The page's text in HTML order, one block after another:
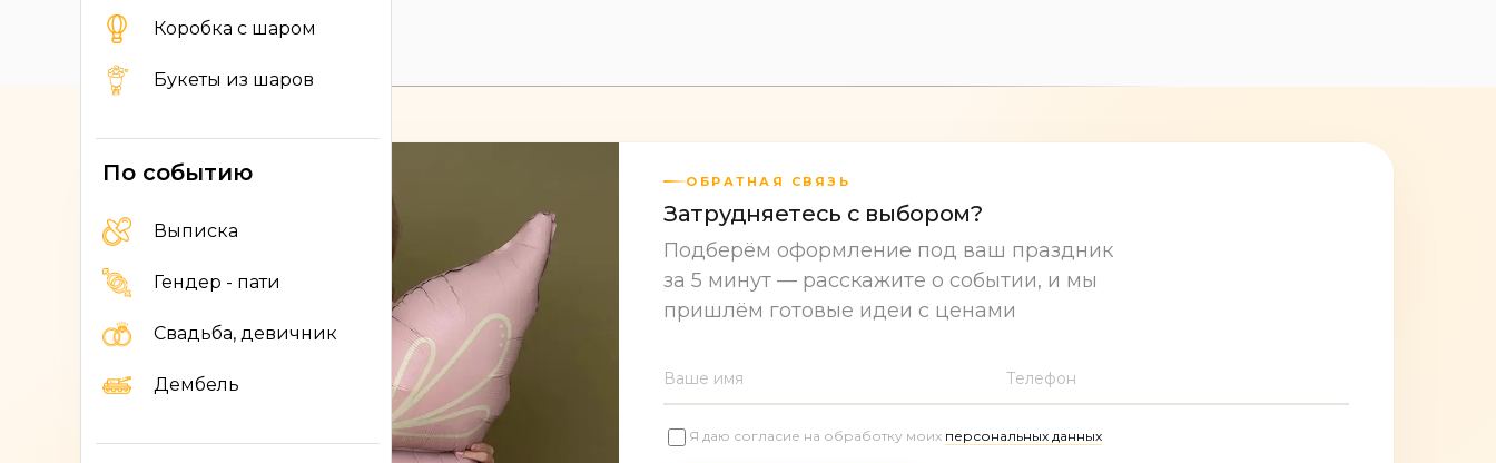
Дембель
Свадьба, девичник
Гендер - пати
Выписка
По событию
Букеты из шаров
Коробка с шаром
ОБРАТНАЯ СВЯЗЬ
Затрудняетесь с выбором?
Подберём оформление под ваш праздник
за 5 минут — расскажите о событии, и мы
пришлём готовые идеи с ценами
Ваше имя Телефон
Я даю согласие на обработку моих персональных данных